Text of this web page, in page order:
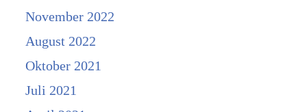
November 2022
August 2022
Oktober 2021
Juli 2021